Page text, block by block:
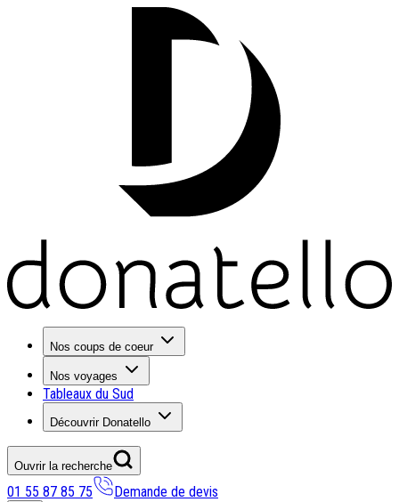
Nos coups de coeur
Nos voyages
Tableaux du Sud
Découvrir Donatello
Ouvrir la recherche
01 55 87 85 75 Demande de devis